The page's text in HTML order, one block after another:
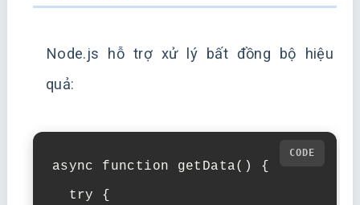
Node.js hỗ trợ xử lý bất đồng bộ hiệu
quả:
async function getData() {
  try {